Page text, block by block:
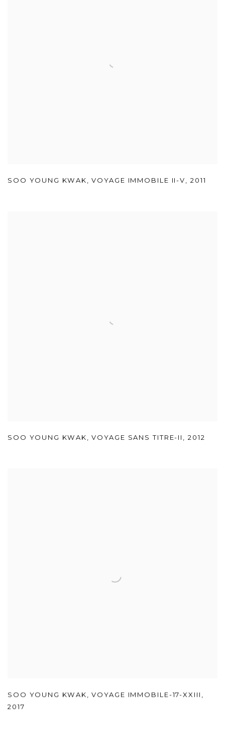
SOO YOUNG KWAK ,VOYAGE IMMOBILE II-V 2011
SOO YOUNG KWAK ,VOYAGE SANS TITRE-II 2012
SOO YOUNG KWAK ,VOYAGE IMMOBILE-17-XXIII
2017